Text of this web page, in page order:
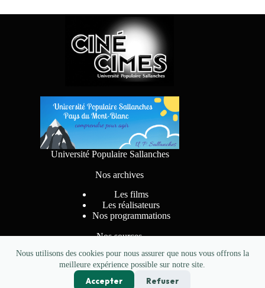
Nous utilisons des cookies pour nous assurer que nous vous offrons la
meilleure expérience possible sur notre site.
Accepter Refuser
Université Populaire Sallanches
Nos archives
Les films
Les réalisateurs
Nos programmations
Nos sources